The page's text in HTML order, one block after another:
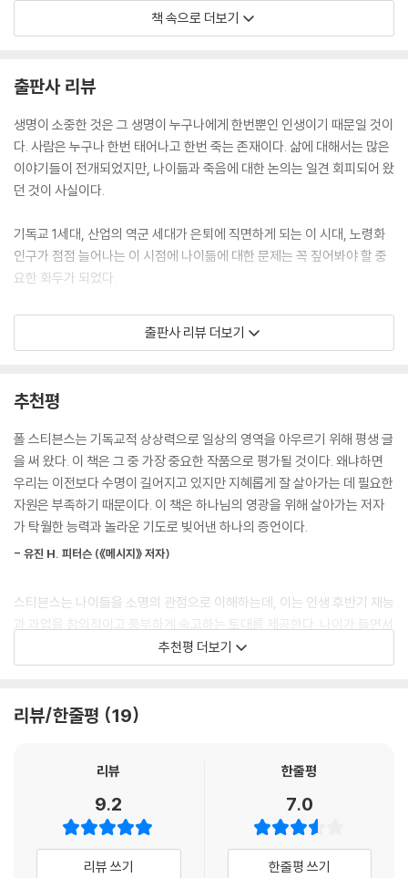
리고 멸망의 포로로 사로잡으면서 ‘자신만의 생명’을 가지고 있는 듯 보이
기 때문이다. 그러나 이 최후의 적은 그리스도의 죽음으로 완파 당했고, 이
예수의 부활로부터 우리는 이번 생과 다음 생 사이의 단절과 연속 두 가지
모두를 확인할 수 있다. 사도 바울은 부활 이후의 몸을 ‘영의 몸’이라고 부
르는데, 이는 우리가 하늘을 두둥실 떠다니는 형체 없는 유령이라는 말이
아니라 우리의 영적 욕구를 완전히 구현한 실제 육체를 가진 사람을 말한
완전하고 참된 인간이 되면, 관계, 창조성, 기업, 일, 무엇보다도 하나님의
아름다운 임재를 제대로 누리게 될 것이다. 많은 사람이 자신이 얻을 수 있
는 모든 것과 할 수 있는 모든 일을 이 짧은 인생에 구겨 넣으려고 한다. 마
책 속으로 더보기
출판사 리뷰
생명이 소중한 것은 그 생명이 누구나에게 한번뿐인 인생이기 때문일 것이
다. 사람은 누구나 한번 태어나고 한번 죽는 존재이다. 삶에 대해서는 많은
이야기들이 전개되었지만, 나이듦과 죽음에 대한 논의는 일견 회피되어 왔
던 것이 사실이다.
기독교 1세대, 산업의 역군 세대가 은퇴에 직면하게 되는 이 시대, 노령화
인구가 점점 늘어나는 이 시점에 나이듦에 대한 문제는 꼭 짚어봐야 할 중
요한 화두가 되었다.
본서는 약 80권의 참고문헌과 300여개의 각주를 바탕으로 견고하게 쓰
여졌지만, 저자의 삶의 내공과 탁월한 필력으로 매우 경쾌하고 재미있게
다. 기독교적인 관점으로 접근하고 성경을 인용하지만, 타 종교에 속한 사
람들도 부담 없이 접근할 수 있도록 이 책을 썼다.
“주세페 베르디는 73세에 오델로를, 80세에 가까운 나이에 팔스타프라
는 걸착을 남겼으며, 토마스 만은 70세가 넘어서 소설 《파우스트 박사》와
《사기꾼 펠릭스 크롤의 고백》을 집필했고, 피카소는 90대에 필생의 역작
만들기 시작했고, 철학자 앨프리드 노스 화이트헤드는 65세 이후에 가장
신적인 창조력이 충만했다.”
저자 폴 스티븐스는 이 책을 78세에 집필했으며, 80세가 된 지금도 왕성
으로 이 새로운 환경이 제공하는 특별한 기회를 잡을 수 있게 될 것이다.
이 책에서 무엇을 얻을 수 있는가?
◆ 관점 ? 나이듦을 은퇴의 경험을 재구성하는 기회이며, 새로운 기회가
열리는 성숙의 과정으로 보게 된다.
출판사 리뷰 더보기
추천평
폴 스티븐스는 기독교적 상상력으로 일상의 영역을 아우르기 위해 평생 글
을 써 왔다. 이 책은 그 중 가장 중요한 작품으로 평가될 것이다. 왜냐하면
우리는 이전보다 수명이 길어지고 있지만 지혜롭게 잘 살아가는 데 필요한
자원은 부족하기 때문이다. 이 책은 하나님의 영광을 위해 살아가는 저자
가 탁월한 능력과 놀라운 기도로 빚어낸 하나의 증언이다.
- 유진 H. 피터슨 (《메시지》 저자)
스티븐스는 나이듦을 소명의 관점으로 이해하는데, 이는 인생 후반기 재능
과 과업을 창의적이고 풍부하게 숙고하는 토대를 제공한다. 나이가 들면서
다가오는 유혹 과 한계에 대해 허심탄회하게 이야기하는 한편, 인생 후반
기를 활기차게 살아갈 수 있는 통찰력 있는 비전을 제공한다. 매 장마다 스
- 마릴린 매킨타이어 (《A Faithful Farewell》 저자)
이 훌륭하고 매력적인 책은 나이듦을 더욱 성숙한 인격을 이루고, 인생의
도록 격려한다. 우리 시대가 직면한 가장 도전적인 문제에 유용하고, 희망
적이며, 성경적인 대안을 제시한다.
- 폴 피어스 (캐리연구소 건강한 노년센터)
추천평 더보기
리뷰/한줄평 19
리뷰
9.2
리뷰 쓰기
한줄평
7.0
한줄평 쓰기